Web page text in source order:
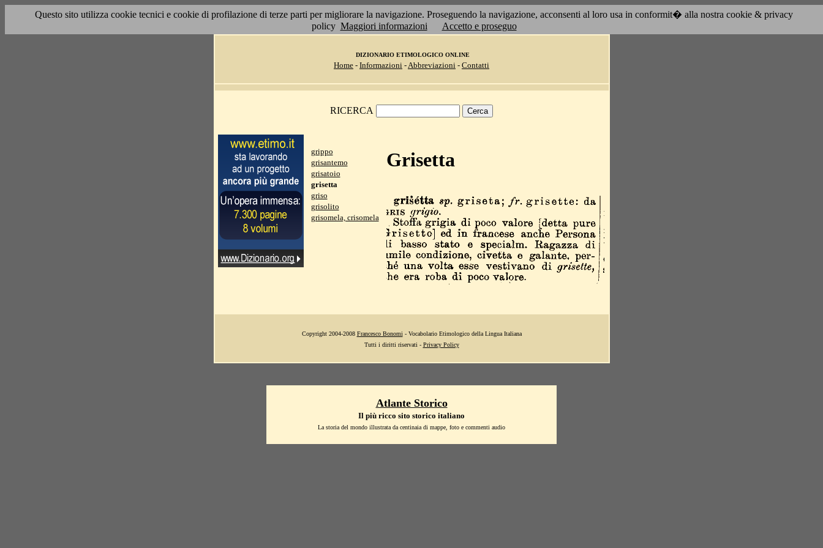
Questo sito utilizza cookie tecnici e cookie di profilazione di terze parti per migliorare la navigazione. Proseguendo la navigazione, acconsenti al loro usa in conformit� alla nostra cookie & privacy
policy Maggiori informazioni Accetto e proseguo
DIZIONARIO ETIMOLOGICO ONLINE
Home - Informazioni -Abbreviazioni - Contatti
RICERCA
grippo
grisantemo
grisatoio
grisetta
griso
grisolito
grisomela, crisomela
Grisetta
Copyright 2004-2008 Francesco Bonomi - Vocabolario Etimologico della Lingua Italiana
Tutti i diritti riservati - Privacy Policy
Atlante Storico
Il più ricco sito storico italiano
La storia del mondo illustrata da centinaia di mappe, foto e commenti audio